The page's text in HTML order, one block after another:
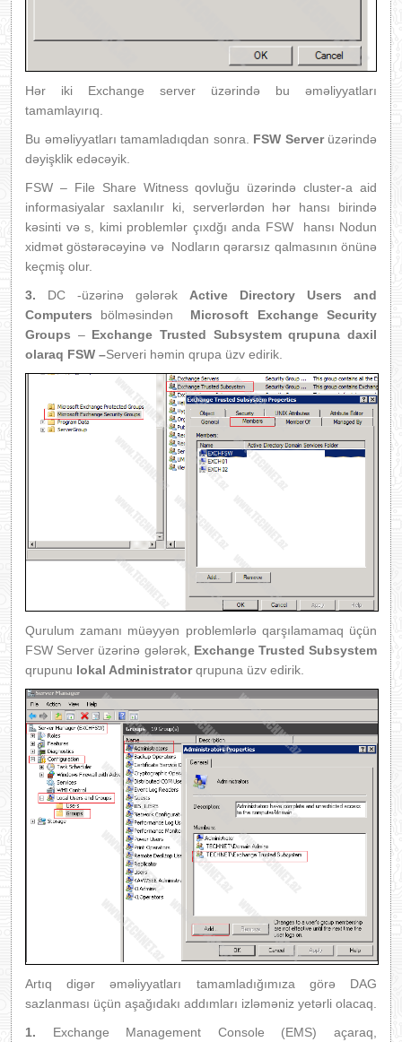
Hər iki Exchange server üzərində bu əməliyyatları
tamamlayırıq.
Bu əməliyyatları tamamladıqdan sonra. FSW Serverüzərində
dəyişklik edəcəyik.
FSW – File Share Witness qovluğu üzərində cluster-a aid
informasiyalar saxlanılır ki, serverlərdən hər hansı birində
kəsinti və s, kimi problemlər çıxdğı anda FSW hansı Nodun
xidmət göstərəcəyinə və Nodların qərarsız qalmasının önünə
keçmiş olur.
3. DC -üzərinə gələrək Active Directory Users and
Computers bölməsindən Microsoft Exchange Security
Groups – Exchange Trusted Subsystem qrupuna daxil
olaraq FSW –Serveri həmin qrupa üzv edirik.
Qurulum zamanı müəyyən problemlərlə qarşılamamaq üçün
FSW Server üzərinə gələrək, Exchange Trusted Subsystem
qrupunu lokal Administratorqrupuna üzv edirik.
Artıq digər əməliyyatları tamamladığımıza görə DAG
sazlanması üçün aşağıdakı addımları izləməniz yetərli olacaq.
1. Exchange Management Console (EMS) açaraq,